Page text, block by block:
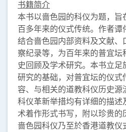
书籍简介
本书以啬色园的科仪为题，
百多年来的仪式传统。作者
结合啬色园内部资料及文献
察纪录等，为百年来的普宜
史回顾及学术研究。本书立
研究的基础，对普宜坛的仪
容、与相关的道教科仪历史
科仪革新举措均有详细的描
术着作形式书写，附以珍贵
啬色园科仪乃至於香港道教仪